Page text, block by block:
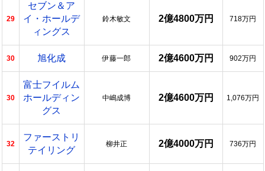
29
セブン＆ア
イ・ホールデ
ィングス
鈴木敏文 2億4800万円 718万円
30 旭化成 伊藤一郎 2億4600万円 902万円
30
富士フイルム
ホールディン
グス
中嶋成博 2億4600万円 1,076万円
32
ファーストリ
テイリング
柳井正 2億4000万円 736万円